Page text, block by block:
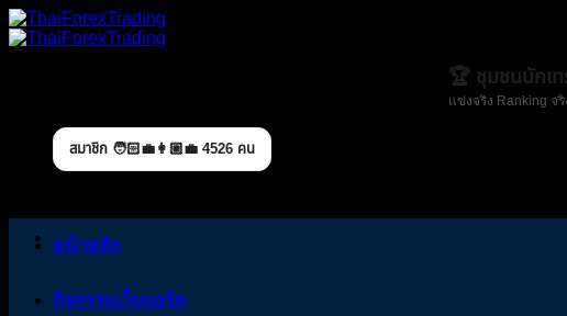
Skip
to
🏆 ชุมชนนักเ
แข่งจริง Ranking จ
สมาชิก 🧑🏻‍💼👩🏼‍💼 4526 คน
หน้าหลัก
กิจกรรมเว็บบอร์ด